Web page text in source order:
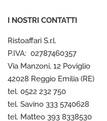
6.204,00€
I NOSTRI CONTATTI
Ristoaffari S.r.l.
P.IVA: 02787460357
Via Manzoni, 12 Poviglio
42028 Reggio Emilia (RE)
tel. 0522 232 750
tel. Savino 333 5740628
tel. Matteo 393 8338530